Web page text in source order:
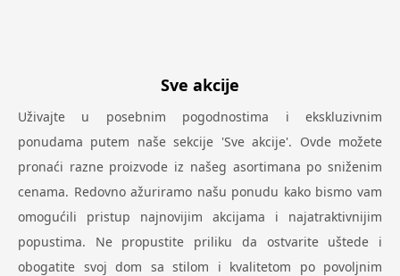
Sve akcije
Uživajte u posebnim pogodnostima i ekskluzivnim
ponudama putem naše sekcije 'Sve akcije'. Ovde možete
pronaći razne proizvode iz našeg asortimana po sniženim
cenama. Redovno ažuriramo našu ponudu kako bismo vam
omogućili pristup najnovijim akcijama i najatraktivnijim
popustima. Ne propustite priliku da ostvarite uštede i
obogatite svoj dom sa stilom i kvalitetom po povoljnim